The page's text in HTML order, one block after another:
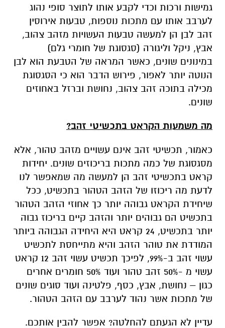
גמישות ורכות וכדי לקבע אותו לתוצר סופי נהוג
לערבב אותו עם מתכות נוספות, טבעות אירוסין
זהב לבן הן למעשה טבעות העשויות מזהב צהוב,
אבץ, ניקל וליגורה (סגסוגת של חומרי גלם)
במינונים שונים, כאשר המראה של הטבעת הוא לבן
הנוטה יותר לאפור, פירוש הדבר הוא כי הסגסוגת
מכילה בתוכה זהב צהוב, נחושת וברזל באחוזים
שונים.
מה משמעות הקראט בתכשיטי זהב?
כאמור, תכשיטי זהב אינם עשויים מזהב טהור, אלא
מסגסוגת של כמה מתכות בריכוזים שונים. יחידות
קראט בתכשיטי זהב הן למעשה מה שמאפשר לנו
לדעת מה ריכוזו של הזהב הטהור בתכשיט, ככל
שיחידת הקראט גבוהה יותר כך אחוזי הזהב הטהור
בתכשיט הם גבוהים יותר והזהב קיים בריכוז גבוה
יותר בתכשיט, 24 קראט היא היחידה הגבוהה ביותר
המודדת את טוהר הזהב והיא מתייחסת לתכשיט
עשוי זהב ב-99%, לפיכך תכשיט עשוי זהב 12 קראט
עשוי מ -50% זהב טהור ועוד 50% חומרים אחרים
כגון – נחושת, אבץ, כסף, פלטינה ועוד סוגים שונים
של מתכות אשר נהוד לערבב עם הזהב הטהור.
עדיין לא הגעתם להחלטה? אפשר להבין אותכם.